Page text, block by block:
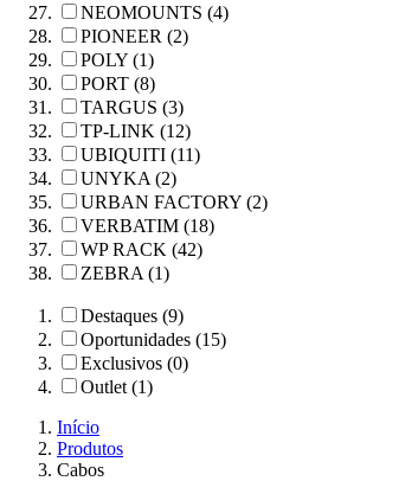
NEOMOUNTS (4)
PIONEER (2)
POLY (1)
PORT (8)
TARGUS (3)
TP-LINK (12)
UBIQUITI (11)
UNYKA (2)
URBAN FACTORY (2)
VERBATIM (18)
WP RACK (42)
ZEBRA (1)
Destaques (9)
Oportunidades (15)
Exclusivos (0)
Outlet (1)
Início
Produtos
Cabos